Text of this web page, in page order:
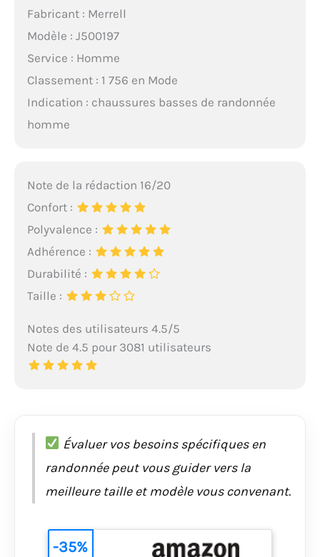
Fabricant : Merrell
Modèle : J500197
Service : Homme
Classement : 1 756 en Mode
Indication : chaussures basses de randonnée
homme
Note de la rédaction 16/20
Confort :
Polyvalence :
Adhérence :
Durabilité :
Taille :
Notes des utilisateurs 4.5/5
Note de 4.5 pour 3081 utilisateurs
Évaluer vos besoins spécifiques en
randonnée peut vous guider vers la
meilleure taille et modèle vous convenant.
-35%